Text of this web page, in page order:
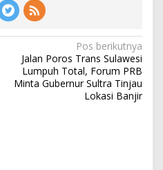
Pos berikutnya
Jalan Poros Trans Sulawesi
Lumpuh Total, Forum PRB
Minta Gubernur Sultra Tinjau
Lokasi Banjir